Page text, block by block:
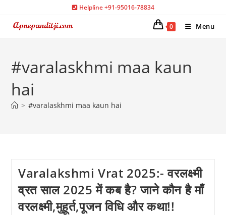
content
Helpline +91-95016-78834
0 Menu
#varalaskhmi maa kaun
hai
> #varalaskhmi maa kaun hai
Varalakshmi Vrat 2025:- वरलक्ष्मी
व्रत साल 2025 में कब है? जाने कौन है माँ
वरलक्ष्मी,मुहूर्त,पूजन विधि और कथा!!